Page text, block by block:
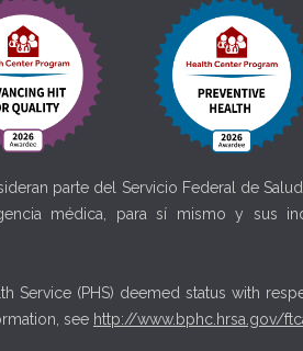
parte del Servicio Federal de
médica, para sí mismo y sus
Service (PHS) deemed status with
see http://www.bphc.hrsa.gov/